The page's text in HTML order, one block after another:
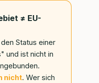
≠ EU-
den Status einer
und ist nicht in
nicht. Wer sich